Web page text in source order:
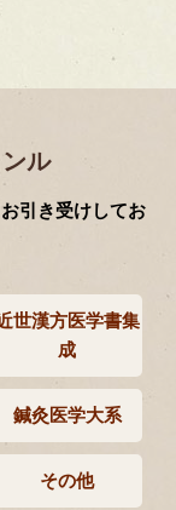
ル
引き受けしてお
世漢方医学書集
成
鍼灸医学大系
その他